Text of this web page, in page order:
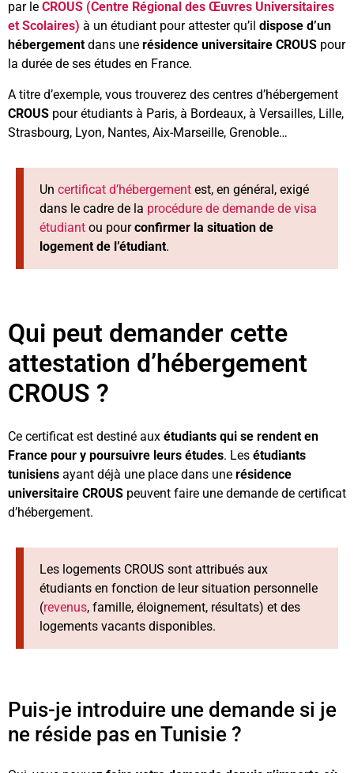
par le CROUS (Centre Régional des Œuvres Universitaires
et Scolaires) à un étudiant pour attester qu’il dispose d’un
hébergement dans une résidence universitaire CROUS pour
la durée de ses études en France.
A titre d’exemple, vous trouverez des centres d’hébergement
CROUS pour étudiants à Paris, à Bordeaux, à Versailles, Lille,
Strasbourg, Lyon, Nantes, Aix-Marseille, Grenoble…
Un certificat d’hébergement est, en général, exigé
dans le cadre de la procédure de demande de visa
étudiant ou pourconfirmer la situation de
logement de l’étudiant.
Qui peut demander cette
attestation d’hébergement
CROUS ?
Ce certificat est destiné aux étudiants qui se rendent en
France pour y poursuivre leurs études. Les étudiants
tunisiens ayant déjà une place dans une résidence
universitaire CROUS peuvent faire une demande de certificat
d’hébergement.
Les logements CROUS sont attribués aux
étudiants en fonction de leur situation personnelle
(revenus, famille, éloignement, résultats) et des
logements vacants disponibles.
Puis-je introduire une demande si je
ne réside pas en Tunisie ?